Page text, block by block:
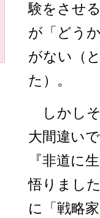
験をさせ
が「どう
がない（
た）。
しかし
大間違い
『非道に
悟りまし
に「戦略